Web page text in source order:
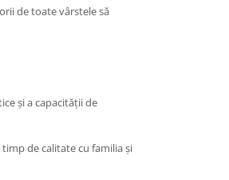
de toate vârstele să
și a capacității de
de calitate cu familia și